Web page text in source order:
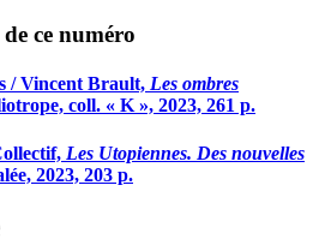
ce numéro
/ Vincent Brault, Les ombres
coll. « K », 2023, 261 p.
Les Utopiennes. Des nouvelles
2023, 203 p.